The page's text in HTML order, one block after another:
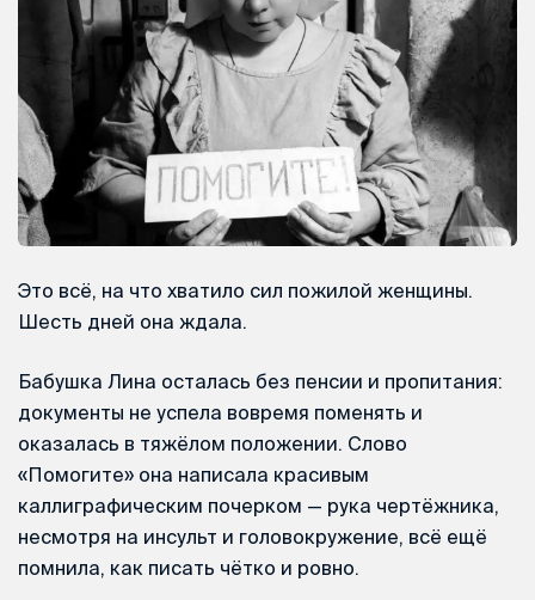
Это всё, на что хватило сил пожилой женщины.
Шесть дней она ждала.
Бабушка Лина осталась без пенсии и пропитания:
документы не успела вовремя поменять и
оказалась в тяжёлом положении. Слово
«Помогите» она написала красивым
каллиграфическим почерком — рука чертёжника,
несмотря на инсульт и головокружение, всё ещё
помнила, как писать чётко и ровно.